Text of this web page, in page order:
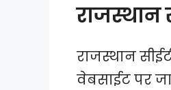
राजस्थान
राजस्थान
वेबसाईट पर